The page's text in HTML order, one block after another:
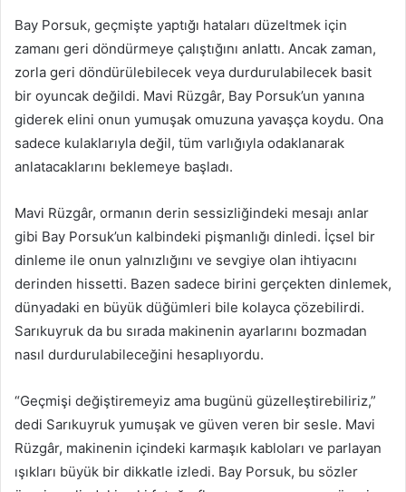
Bay Porsuk, geçmişte yaptığı hataları düzeltmek için
zamanı geri döndürmeye çalıştığını anlattı. Ancak zaman,
zorla geri döndürülebilecek veya durdurulabilecek basit
bir oyuncak değildi. Mavi Rüzgâr, Bay Porsuk’un yanına
giderek elini onun yumuşak omuzuna yavaşça koydu. Ona
sadece kulaklarıyla değil, tüm varlığıyla odaklanarak
anlatacaklarını beklemeye başladı.
Mavi Rüzgâr, ormanın derin sessizliğindeki mesajı anlar
gibi Bay Porsuk’un kalbindeki pişmanlığı dinledi. İçsel bir
dinleme ile onun yalnızlığını ve sevgiye olan ihtiyacını
derinden hissetti. Bazen sadece birini gerçekten dinlemek,
dünyadaki en büyük düğümleri bile kolayca çözebilirdi.
Sarıkuyruk da bu sırada makinenin ayarlarını bozmadan
nasıl durdurulabileceğini hesaplıyordu.
“Geçmişi değiştiremeyiz ama bugünü güzelleştirebiliriz,”
dedi Sarıkuyruk yumuşak ve güven veren bir sesle. Mavi
Rüzgâr, makinenin içindeki karmaşık kabloları ve parlayan
ışıkları büyük bir dikkatle izledi. Bay Porsuk, bu sözler